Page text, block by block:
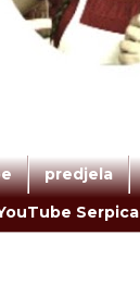
predjela
Serpica